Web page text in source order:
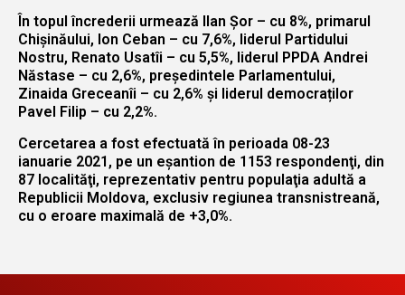
În topul încrederii urmează Ilan Șor – cu 8%, primarul
Chișinăului, Ion Ceban – cu 7,6%, liderul Partidului
Nostru, Renato Usatîi – cu 5,5%, liderul PPDA Andrei
Năstase – cu 2,6%, președintele Parlamentului,
Zinaida Greceanîi – cu 2,6% și liderul democraților
Pavel Filip – cu 2,2%.
Cercetarea a fost efectuată în perioada 08-23
ianuarie 2021, pe un eşantion de 1153 respondenţi, din
87 localităţi, reprezentativ pentru populaţia adultă a
Republicii Moldova, exclusiv regiunea transnistreană,
cu o eroare maximală de +3,0%.